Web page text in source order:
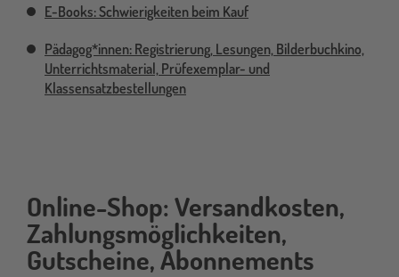
E-Books: Schwierigkeiten beim Kauf
Pädagog*innen: Registrierung, Lesungen, Bilderbuchkino,
Unterrichtsmaterial, Prüfexemplar- und
Klassensatzbestellungen
online-
shopOnline-Shop: Versandkosten,
Zahlungsmöglichkeiten,
Gutscheine, Abonnements